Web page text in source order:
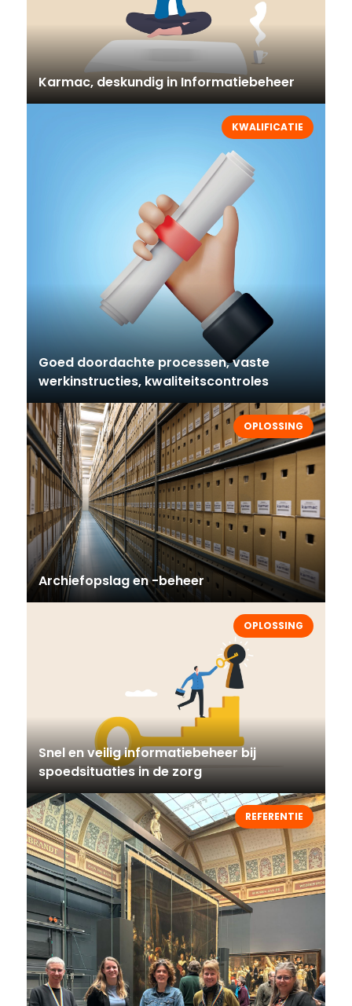
Karmac, deskundig in Informatiebeheer
KWALIFICATIE
Goed doordachte processen, vaste
werkinstructies, kwaliteitscontroles
OPLOSSING
Archiefopslag en -beheer
OPLOSSING
Snel en veilig informatiebeheer bij
spoedsituaties in de zorg
REFERENTIE